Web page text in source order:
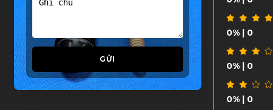
GỬI
0% | 0
0% | 0
0% | 0